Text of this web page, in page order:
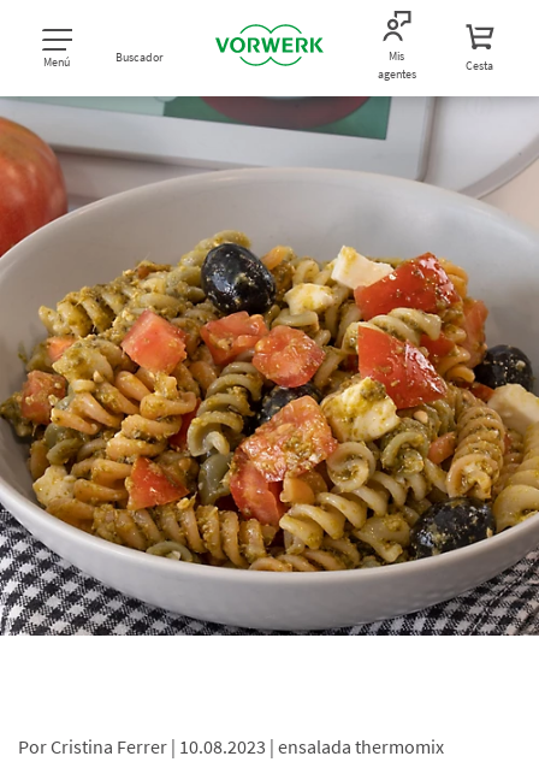
Menú Buscador
Mis
agentes
Cesta
Por Cristina Ferrer | 10.08.2023 | ensalada thermomix